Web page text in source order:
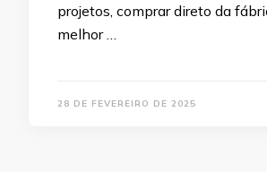
projetos, comprar direto da
melhor …
28 DE FEVEREIRO DE 2025